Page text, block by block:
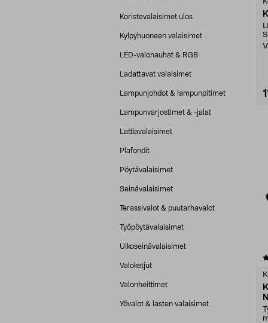
Koristevalaisimet ulos
Kylpyhuoneen valaisimet
LED-valonauhat & RGB
Ladattavat valaisimet
Lampunjohdot & lampunpitimet
Lampunvarjostimet & -jalat
Lattiavalaisimet
Plafondit
Pöytävalaisimet
Seinävalaisimet
Terassivalot & puutarhavalot
Työpöytävalaisimet
Ulkoseinävalaisimet
Valoketjut
Valonheittimet
Yövalot & lasten valaisimet